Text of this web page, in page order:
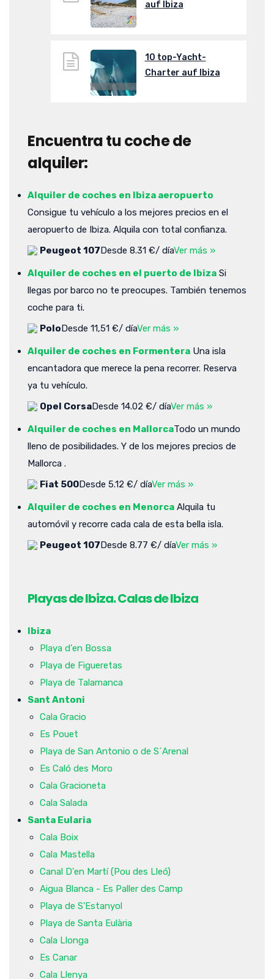
auf Ibiza
10 top-Yacht-
Charter auf Ibiza
Encuentra tu coche de
alquiler:
Alquiler de coches en Ibiza aeropuerto
Consigue tu vehículo a los mejores precios en el
aeropuerto de Ibiza. Alquila con total confianza.
Peugeot 107Desde 8.31 €/ díaVer más »
Alquiler de coches en el puerto de Ibiza Si
llegas por barco no te preocupes. También tenemos
coche para ti.
PoloDesde 11,51 €/ díaVer más »
Alquiler de coches en Formentera Una isla
encantadora que merece la pena recorrer. Reserva
ya tu vehículo.
Opel CorsaDesde 14.02 €/ díaVer más »
Alquiler de coches en MallorcaTodo un mundo
lleno de posibilidades. Y de los mejores precios de
Mallorca .
Fiat 500Desde 5.12 €/ díaVer más »
Alquiler de coches en Menorca Alquila tu
automóvil y recorre cada cala de esta bella isla.
Peugeot 107Desde 8.77 €/ díaVer más »
Playas de Ibiza. Calas de Ibiza
Ibiza
Playa d'en Bossa
Playa de Figueretas
Playa de Talamanca
Sant Antoni
Cala Gracio
Es Pouet
Playa de San Antonio o de S´Arenal
Es Caló des Moro
Cala Gracioneta
Cala Salada
Santa Eularia
Cala Boix
Cala Mastella
Canal D'en Martí (Pou des Lleó)
Aigua Blanca - Es Paller des Camp
Playa de S'Estanyol
Playa de Santa Eulària
Cala Llonga
Es Canar
Cala Llenya